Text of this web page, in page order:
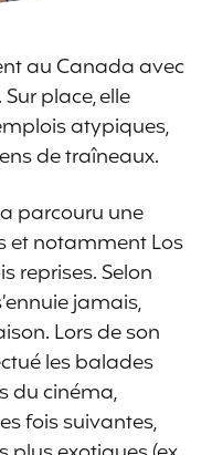
au Canada avec
place, elle
atypiques,
de traîneaux.
parcouru une
et notamment Los
reprises. Selon
jamais,
Lors de son
les balades
du cinéma,
fois suivantes,